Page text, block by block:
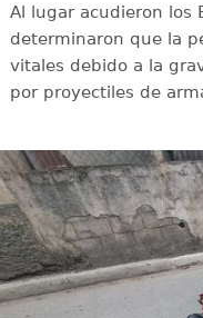
Al lugar acudieron los
determinaron que la
vitales debido a la
por proyectiles de